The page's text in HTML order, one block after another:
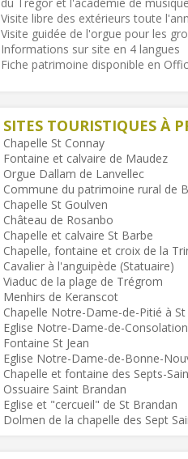
Visite libre des extérieurs toute
Visite guidée de l'orgue pour les
Informations sur site en 4 langues
Fiche patrimoine disponible en
SITES TOURISTIQUES À
Chapelle St Connay
Fontaine et calvaire de Maudez
Orgue Dallam de Lanvellec
Commune du patrimoine rural de
Chapelle St Goulven
Château de Rosanbo
Chapelle et calvaire St Barbe
Chapelle, fontaine et croix de la
Cavalier à l'anguipède (Statuaire)
Viaduc de la plage de Trégrom
Menhirs de Keranscot
Chapelle Notre-Dame-de-Pitié à St
Eglise Notre-Dame-de-Consolation
Fontaine St Jean
Eglise Notre-Dame-de-Bonne-
Chapelle et fontaine des Septs-
Ossuaire Saint Brandan
Eglise et "cercueil" de St Brandan
Dolmen de la chapelle des Sept